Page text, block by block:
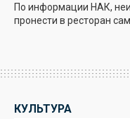
По информации НАК,
пронести в ресторан
КУЛЬТУРА